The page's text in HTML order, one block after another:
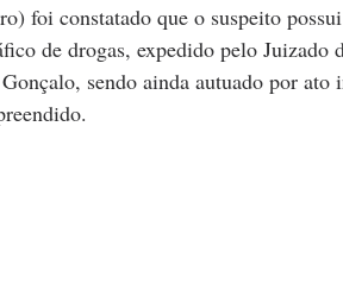
foi constatado que o suspeito
de drogas, expedido pelo Juizado
sendo ainda autuado por